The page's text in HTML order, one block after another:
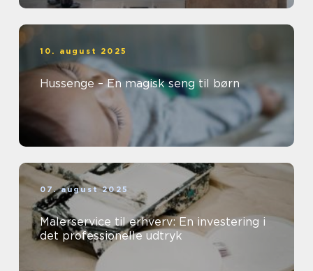
10. august 2025
Hussenge – En magisk seng til børn
07. august 2025
Malerservice til erhverv: En investering i
det professionelle udtryk